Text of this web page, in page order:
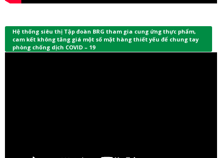
Hệ thống siêu thị Tập đoàn BRG tham gia cung ứng thực phẩm,
cam kết không tăng giá một số mặt hàng thiết yếu để chung tay
phòng chống dịch COVID – 19